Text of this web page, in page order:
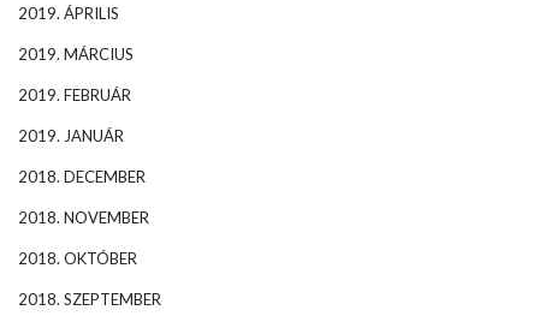
2019. ÁPRILIS
2019. MÁRCIUS
2019. FEBRUÁR
2019. JANUÁR
2018. DECEMBER
2018. NOVEMBER
2018. OKTÓBER
2018. SZEPTEMBER